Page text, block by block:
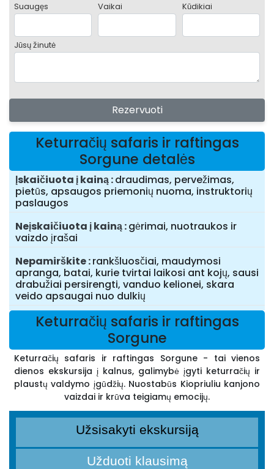
Suaugęs Vaikai Kūdikiai
Jūsų žinutė
Rezervuoti
Keturračių safaris ir raftingas
Sorgune detalės
Įskaičiuota į kainą draudimas, pervežimas,
pietūs, apsaugos priemonių nuoma, instruktorių
paslaugos
Neįskaičiuota į kainą gėrimai, nuotraukos ir
vaizdo įrašai
Nepamirškite rankšluosčiai, maudymosi
apranga, batai, kurie tvirtai laikosi ant kojų, sausi
drabužiai persirengti, vanduo kelionei, skara
veido apsaugai nuo dulkių
Keturračių safaris ir raftingas
Sorgune
Keturračių safaris ir raftingas Sorgune - tai vienos
dienos ekskursija į kalnus, galimybė įgyti keturračių ir
plaustų valdymo įgūdžių. Nuostabūs Kiopriuliu kanjono
vaizdai ir krūva teigiamų emocijų.
Užsisakyti ekskursiją
Užduoti klausimą